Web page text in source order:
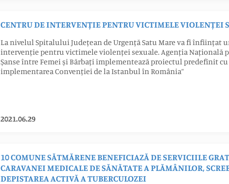
CENTRU DE INTERVENȚIE PENTRU VICTIMELE VIOLENȚEI
La nivelul Spitalului Județean de Urgență Satu Mare va fi înființat
intervenție pentru victimele violenței sexuale. Agenția Națională
Șanse între Femei și Bărbați implementează proiectul predefinit
implementarea Convenției de la Istanbul în România”
2021.06.29
10 COMUNE SĂTMĂRENE BENEFICIAZĂ DE SERVICIILE
CARAVANEI MEDICALE DE SĂNĂTATE A PLĂMÂNILOR,
DEPISTAREA ACTIVĂ A TUBERCULOZEI